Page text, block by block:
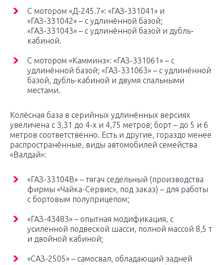
С мотором «Д-245.7»: «ГАЗ-331041» и
«ГАЗ-331042» – с удлинённой базой;
«ГАЗ-331043» – с удлинённой базой и дубль-
кабиной.
С мотором «Камминз»: «ГАЗ-331061» – с
удлинённой базой; «ГАЗ-331063» – с удлинённой
базой, дубль-кабиной и двумя спальными
местами.
Колёсная база в серийных удлинённых версиях
увеличена с 3,31 до 4-х и 4,75 метров; борт – до 5 и 6
метров соответственно. Есть и другие, гораздо менее
распространённые, виды автомобилей семейства
«Валдай»:
«ГАЗ-33104В» – тягач седельный (производства
фирмы «Чайка-Сервис», под заказ) – для работы
с бортовым полуприцепом;
«ГАЗ-43483» – опытная модификация, с
усиленной подвеской шасси, полной массой 8,5 т
и двойной кабиной;
«САЗ-2505» – самосвал, обладающий задней